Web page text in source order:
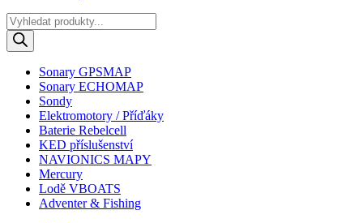
Products
search
Sonary GPSMAP
Sonary ECHOMAP
Sondy
Elektromotory / Příďáky
Baterie Rebelcell
KED příslušenství
NAVIONICS MAPY
Mercury
Lodě VBOATS
Adventer & Fishing